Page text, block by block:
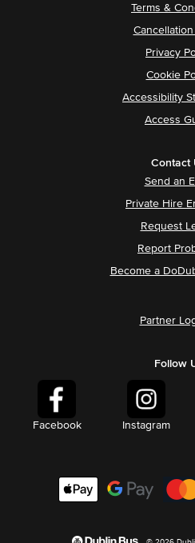
Terms &
Privacy
Cookie
Accessibility
Access
Contact
Send an
Private Hire
Request
Report
Become a
Partner
Follow
Facebook Instagram